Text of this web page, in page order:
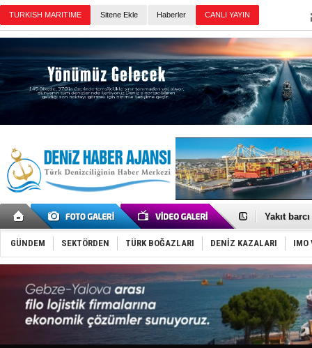
Sitene Ekle Haberler
'REGAL
Yakıt
Rus
Tatil
Rusya,
Enejota
Denizcilik
‘14.
Taksi
TÜRKLİM
GÜNDEM SEKTÖRDEN TÜRK BOĞAZLARI DENİZ KAZALARI IMO